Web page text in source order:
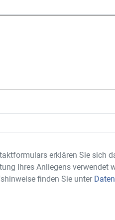
erklären Sie sich
Ihres Anliegens verwendet
finden Sie unter